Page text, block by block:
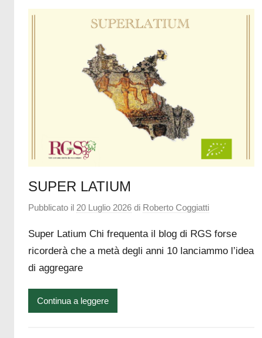
una
raccontare
SUPER LATIUM
Pubblicato il 20 Luglio 2026 di Roberto Coggiatti
Super Latium Chi frequenta il blog di RGS forse
ricorderà che a metà degli anni 10 lanciammo l’idea
di aggregare
Continua a leggere